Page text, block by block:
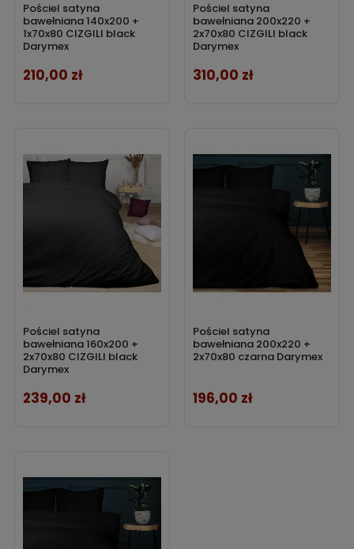
Pościel satyna
bawełniana 140x200 +
1x70x80 CIZGILI black
Darymex
Cena
210,00 zł
Pościel satyna
bawełniana 200x220 +
2x70x80 CIZGILI black
Darymex
Cena
310,00 zł
Pościel satyna
bawełniana 160x200 +
2x70x80 CIZGILI black
Darymex
Cena
239,00 zł
Pościel satyna
bawełniana 200x220 +
2x70x80 czarna Darymex
Cena
196,00 zł